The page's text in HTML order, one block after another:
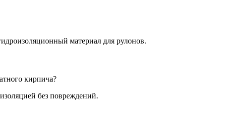
материал для рулонов.
кирпича?
без повреждений.